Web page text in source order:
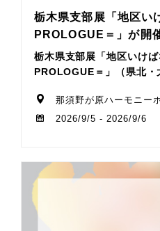
栃木県支部展「地区い
PROLOGUE＝」が開
栃木県支部展「地区いけ
PROLOGUE＝」（県北・
那須野が原ハーモニー
2026/9/5 - 2026/9/6